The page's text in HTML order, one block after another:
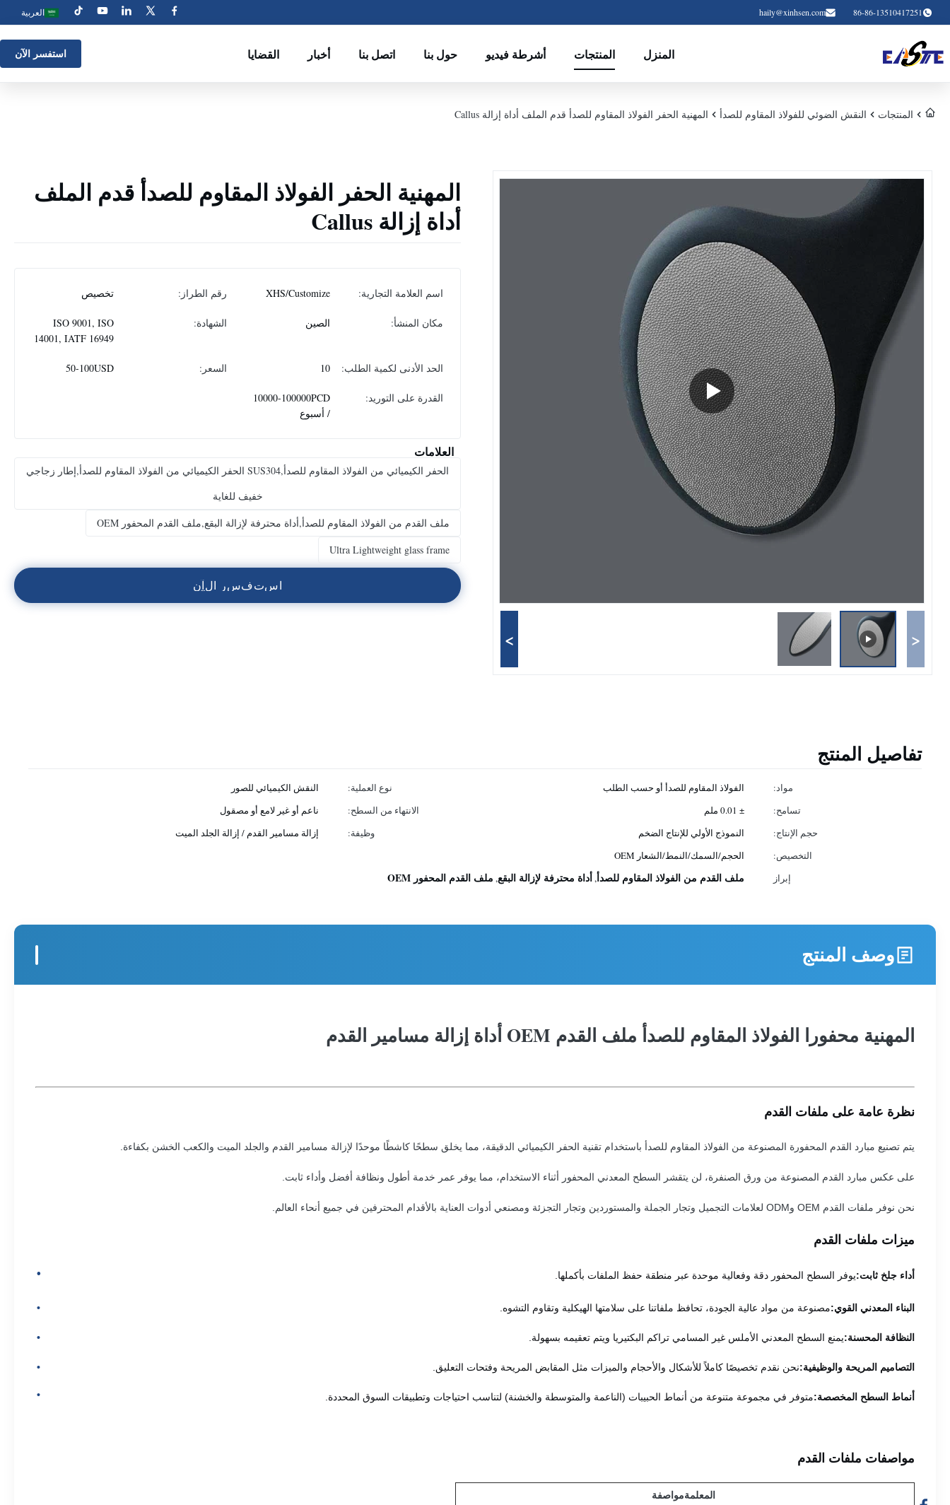
86-86-13510417251
haily@xinhsen.com العربية
المنزل المنتجات أشرطة فيديو حول بنا اتصل بنا أخبار القضايا استفسر الآن
المنتجات النقش الضوئي للفولاذ المقاوم للصدأ المهنية الحفر الفولاذ المقاوم للصدأ قدم الملف أداة إزالة Callus
<
>
المهنية الحفر الفولاذ المقاوم للصدأ قدم الملف
أداة إزالة Callus
اسم العلامة التجارية: XHS/Customize رقم الطراز: تخصيص
مكان المنشأ: الصين الشهادة:
ISO 9001, ISO
14001, IATF 16949
الحد الأدنى لكمية الطلب: 10 السعر: 50-100USD
القدرة على التوريد:
10000-100000PCD
/ أسبوع
العلامات
الحفر الكيميائي من الفولاذ المقاوم للصدأ,SUS304 الحفر الكيميائي من الفولاذ المقاوم للصدأ,إطار زجاجي
خفيف للغاية
ملف القدم من الفولاذ المقاوم للصدأ,أداة محترفة لإزالة البقع,ملف القدم المحفور OEM
Ultra Lightweight glass frame
استفسر الآن
تفاصيل المنتج
مواد: الفولاذ المقاوم للصدأ أو حسب الطلب نوع العملية:
النقش الكيميائي للصور
تسامح:
± 0.01 ملم الانتهاء من السطح:
ناعم أو غير لامع أو مصقول
حجم الإنتاج:
النموذج الأولي للإنتاج الضخم وظيفة:
إزالة مسامير القدم / إزالة الجلد الميت
التخصيص:
الحجم/السمك/النمط/الشعار OEM
إبراز
ملف القدم من الفولاذ المقاوم للصدأ,أداة محترفة لإزالة البقع, ملف القدم المحفور OEM
وصف المنتج
المهنية محفورا الفولاذ المقاوم للصدأ ملف القدم OEM أداة إزالة مسامير القدم
نظرة عامة على ملفات القدم
يتم تصنيع مبارد القدم المحفورة المصنوعة من الفولاذ المقاوم للصدأ باستخدام تقنية الحفر الكيميائي الدقيقة، مما يخلق سطحًا كاشطًا موحدًا لإزالة مسامير القدم والجلد الميت والكعب الخشن بكفاءة.
على عكس مبارد القدم المصنوعة من ورق الصنفرة، لن يتقشر السطح المعدني المحفور أثناء الاستخدام، مما يوفر عمر خدمة أطول ونظافة أفضل وأداء ثابت.
نحن نوفر ملفات القدم OEM وODM لعلامات التجميل وتجار الجملة والمستوردين وتجار التجزئة ومصنعي أدوات العناية بالأقدام المحترفين في جميع أنحاء العالم.
ميزات ملفات القدم
أداء جلخ ثابت:يوفر السطح المحفور دقة وفعالية موحدة عبر منطقة حفظ الملفات بأكملها.
البناء المعدني القوي:مصنوعة من مواد عالية الجودة، تحافظ ملفاتنا على سلامتها الهيكلية وتقاوم التشوه.
النظافة المحسنة:يمنع السطح المعدني الأملس غير المسامي تراكم البكتيريا ويتم تعقيمه بسهولة.
التصاميم المريحة والوظيفية:نحن نقدم تخصيصًا كاملاً للأشكال والأحجام والميزات مثل المقابض المريحة وفتحات التعليق.
أنماط السطح المخصصة:متوفر في مجموعة متنوعة من أنماط الحبيبات (الناعمة والمتوسطة والخشنة) لتناسب احتياجات وتطبيقات السوق المحددة.
مواصفات ملفات القدم
المعلمةمواصفة